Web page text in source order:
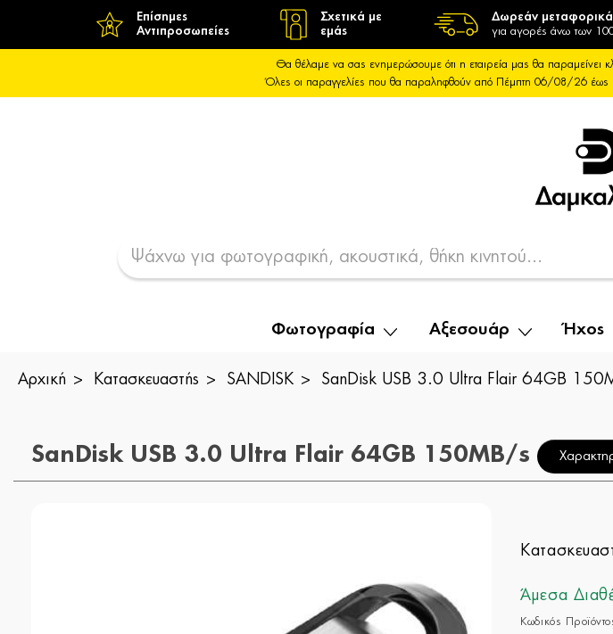
Επίσημες
Αντιπροσωπείες
Σχετικά με
εμάς
Δωρεάν μεταφορικά
για αγορές άνω των
Θα θέλαμε να σας ενημερώσουμε ότι η εταιρεία μας θα
Όλες οι παραγγελίες που θα παραληφθούν από Πέμπτη 06/08/26
Φωτογραφία Αξεσουάρ Ήχος
Αρχική Κατασκευαστής SANDISK SanDisk USB 3.0 Ultra Flair 64GB
SanDisk USB 3.0 Ultra Flair 64GB 150MB/s
Άμεσα
Κωδικός